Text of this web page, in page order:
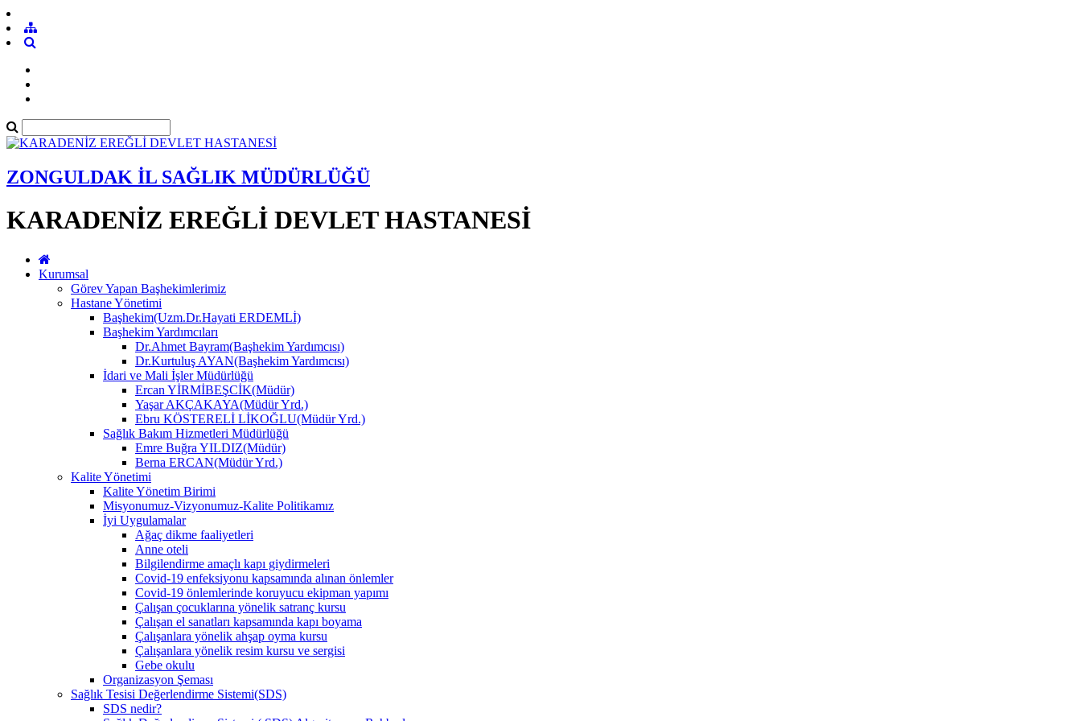
ZONGULDAK İL SAĞLIK MÜDÜRLÜĞÜ
KARADENİZ EREĞLİ DEVLET HASTANESİ
Kurumsal
Görev Yapan Başhekimlerimiz
Hastane Yönetimi
Başhekim(Uzm.Dr.Hayati ERDEMLİ)
Başhekim Yardımcıları
Dr.Ahmet Bayram(Başhekim Yardımcısı)
Dr.Kurtuluş AYAN(Başhekim Yardımcısı)
İdari ve Mali İşler Müdürlüğü
Ercan YİRMİBEŞCİK(Müdür)
Yaşar AKÇAKAYA(Müdür Yrd.)
Ebru KÖSTERELİ LİKOĞLU(Müdür Yrd.)
Sağlık Bakım Hizmetleri Müdürlüğü
Emre Buğra YILDIZ(Müdür)
Berna ERCAN(Müdür Yrd.)
Kalite Yönetimi
Kalite Yönetim Birimi
Misyonumuz-Vizyonumuz-Kalite Politikamız
İyi Uygulamalar
Ağaç dikme faaliyetleri
Anne oteli
Bilgilendirme amaçlı kapı giydirmeleri
Covid-19 enfeksiyonu kapsamında alınan önlemler
Covid-19 önlemlerinde koruyucu ekipman yapımı
Çalışan çocuklarına yönelik satranç kursu
Çalışan el sanatları kapsamında kapı boyama
Çalışanlara yönelik ahşap oyma kursu
Çalışanlara yönelik resim kursu ve sergisi
Gebe okulu
Organizasyon Şeması
Sağlık Tesisi Değerlendirme Sistemi(SDS)
SDS nedir?